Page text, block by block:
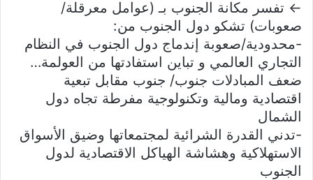
← تفسر مكانة الجنوب بـ (عوامل معرقلة/
صعوبات) تشكو دول الجنوب من:
-محدودية/صعوبة إندماج دول الجنوب في النظام
التجاري العالمي و تباين استفادتها من العولمة…
ضعف المبادلات جنوب/ جنوب مقابل تبعية
اقتصادية ومالية وتكنولوجية مفرطة تجاه دول
الشمال
-تدني القدرة الشرائية لمجتمعاتها وضيق الأسواق
الاستهلاكية وهشاشة الهياكل الاقتصادية لدول
الجنوب